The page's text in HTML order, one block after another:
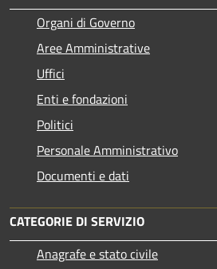
Organi di Governo
Aree Amministrative
Uffici
Enti e fondazioni
Politici
Personale Amministrativo
Documenti e dati
CATEGORIE DI SERVIZIO
Anagrafe e stato civile